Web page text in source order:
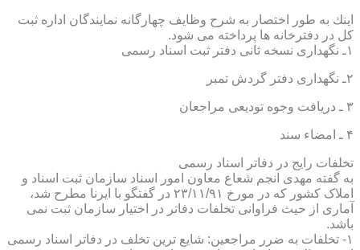
اینك به طور اختصار به شرح وظایف چهارگانه نمایندگان اداره ثبت
كل در دفترخانه ها پرداخته می شود.
۱ـ نگهداری نسخه ثانی دفتر ثبت اسناد رسمی
۲ـ نگهداری دفتر گردش تمبر
۳ ـ دریافت وجوه تودیعی مراجعان
۴ ـ امضاء سند
تخلفات رایج در دفاتر اسناد رسمی
به گفته مهدی انجم شعاع معاون امور اسناد سازمان ثبت اسناد و
املاک کشور که در مورخ ۲۳/۱۱/۹۱ در گفتگو با ایرنا مطرح شد،
آماری از حیث فراوانی تخلفات دفاتر در اختیار سازمان ثبت نمی
باشد.
۱- تخلفات به ضرر مراجعین: شایع ترین تخلف در دفاتر اسناد رسمی